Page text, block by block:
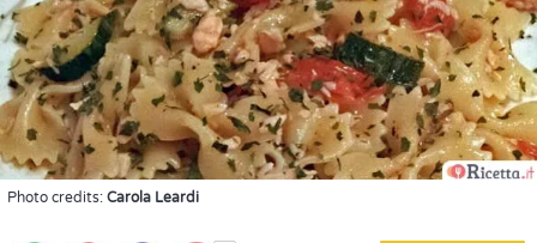
Photo credits: Carola Leardi